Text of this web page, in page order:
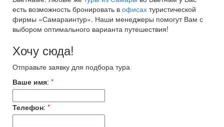
есть возможность бронировать в офисах туристической
фирмы «Самараинтур». Наши менеджеры помогут Вам с
выбором оптимального варианта путешествия!
Хочу сюда!
Отправьте заявку для подбора тура
Ваше имя: *
Телефон: *